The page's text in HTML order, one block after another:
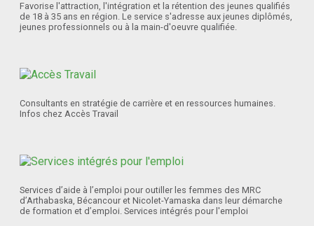
Favorise l'attraction, l'intégration et la rétention des jeunes qualifiés
de 18 à 35 ans en région. Le service s'adresse aux jeunes diplômés,
jeunes professionnels ou à la main-d'oeuvre qualifiée.
Consultants en stratégie de carrière et en ressources humaines.
Infos chez Accès Travail
Services d’aide à l’emploi pour outiller les femmes des MRC
d’Arthabaska, Bécancour et Nicolet-Yamaska dans leur démarche
de formation et d’emploi. Services intégrés pour l'emploi